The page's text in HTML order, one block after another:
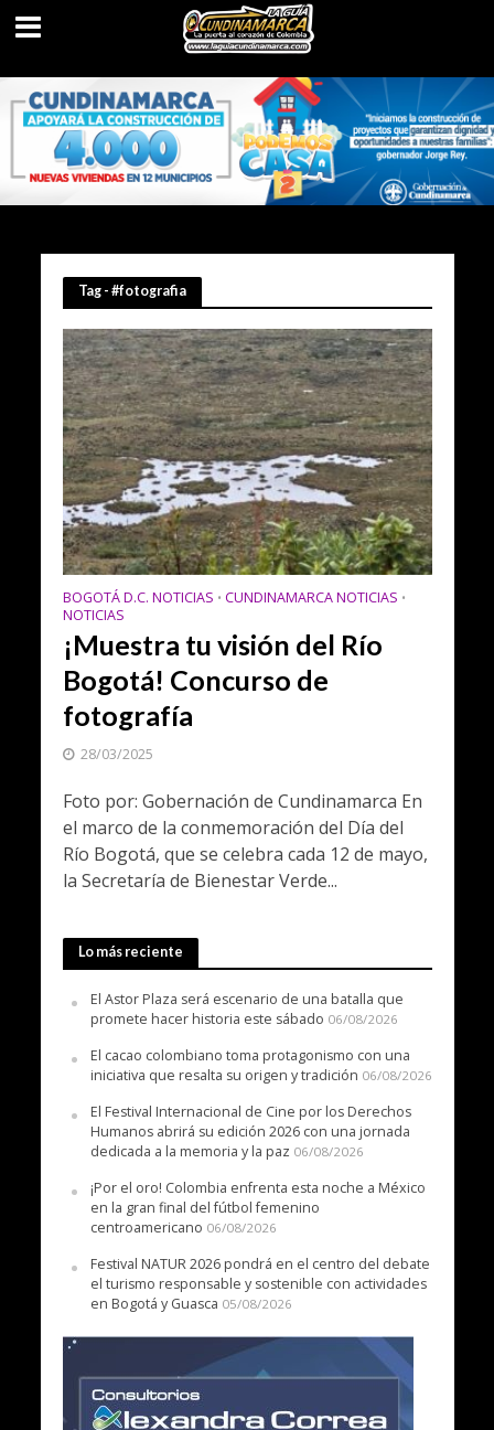
Tag - #fotografia
BOGOTÁ D.C. NOTICIAS • CUNDINAMARCA NOTICIAS •
NOTICIAS
¡Muestra tu visión del Río
Bogotá! Concurso de
fotografía
28/03/2025
Foto por: Gobernación de Cundinamarca En
el marco de la conmemoración del Día del
Río Bogotá, que se celebra cada 12 de mayo,
la Secretaría de Bienestar Verde...
Lo más reciente
El Astor Plaza será escenario de una batalla que
promete hacer historia este sábado 06/08/2026
El cacao colombiano toma protagonismo con una
iniciativa que resalta su origen y tradición 06/08/2026
El Festival Internacional de Cine por los Derechos
Humanos abrirá su edición 2026 con una jornada
dedicada a la memoria y la paz 06/08/2026
¡Por el oro! Colombia enfrenta esta noche a México
en la gran final del fútbol femenino
centroamericano 06/08/2026
Festival NATUR 2026 pondrá en el centro del debate
el turismo responsable y sostenible con actividades
en Bogotá y Guasca 05/08/2026